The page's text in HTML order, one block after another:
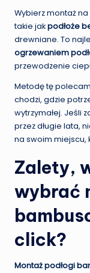
Wybierz montaż
takie jakpodłoże
drewniane. To
ogrzewaniem
przewodzenie
Metodę tę
chodzi, gdzie
wytrzymałej. Jeśli
przez długie lata,
na swoim miejscu,
Zalety,
wybrać
click?
Montaż podłogi